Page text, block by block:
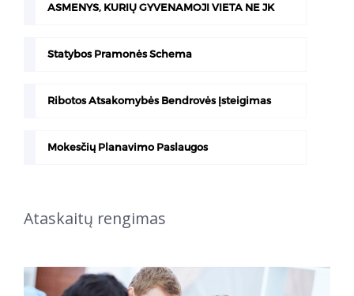
ASMENYS, KURIŲ GYVENAMOJI VIETA NE JK
Statybos Pramonės Schema
Ribotos Atsakomybės Bendrovės Įsteigimas
Mokesčių Planavimo Paslaugos
Ataskaitų rengimas